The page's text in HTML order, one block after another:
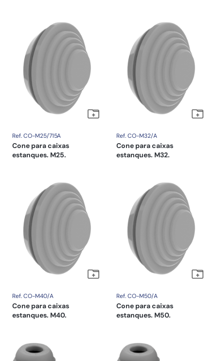
Ref. CO-M25/715A
Cone para caixas
estanques. M25.
Ref. CO-M32/A
Cone para caixas
estanques. M32.
Ref. CO-M40/A
Cone para caixas
estanques. M40.
Ref. CO-M50/A
Cone para caixas
estanques. M50.